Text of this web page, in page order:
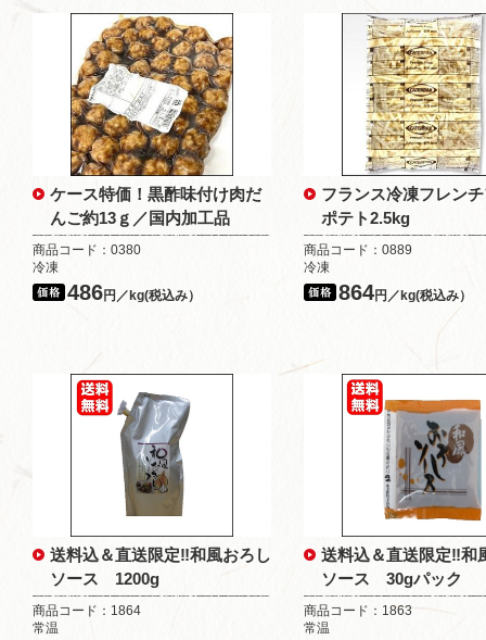
ケース特価！黒酢味付け肉だ
んご約13ｇ／国内加工品
商品コード：0380
冷凍
486円／kg(税込み）
フランス冷凍フレン
ポテト2.5kg
商品コード：0889
冷凍
864円／kg(税込み）
送料込＆直送限定‼和風おろし
ソース 1200g
商品コード：1864
常温
送料込＆直送限定‼和
ソース 30gパック
商品コード：1863
常温